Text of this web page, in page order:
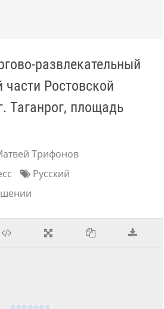
развлекательный
части Ростовской
Таганрог, площадь
Трифонов
Русский